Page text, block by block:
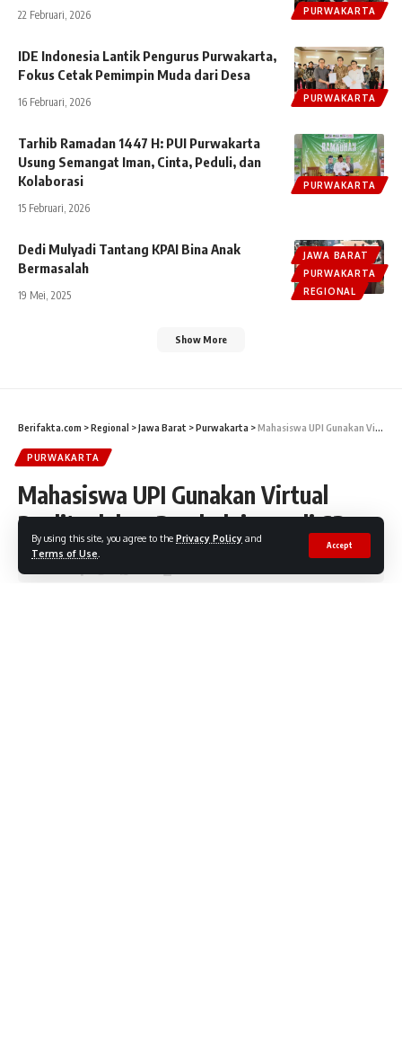
By using this site, you agree to the Privacy Policy and
Terms of Use
Accept
PURWAKARTA
22 Februari, 2026
PURWAKARTA
IDE Indonesia Lantik Pengurus Purwakarta,
Fokus Cetak Pemimpin Muda dari Desa
16 Februari, 2026
PURWAKARTA
Tarhib Ramadan 1447 H: PUI Purwakarta
Usung Semangat Iman, Cinta, Peduli, dan
Kolaborasi
15 Februari, 2026
JAWA BARAT
PURWAKARTA
REGIONAL
Dedi Mulyadi Tantang KPAI Bina Anak
Bermasalah
19 Mei, 2025
Show More
Berifakta.com >Regional >Jawa Barat >Purwakarta >Mahasiswa UPI Gunakan Virtual Reality dalam Pembelajaran di SD
PURWAKARTA
Mahasiswa UPI Gunakan Virtual
Reality dalam Pembelajaran di SD